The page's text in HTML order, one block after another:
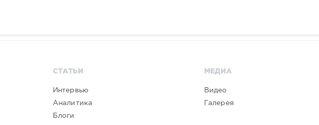
СТАТЬИ
Интервью
Аналитика
Блоги
МЕДИА
Видео
Галерея